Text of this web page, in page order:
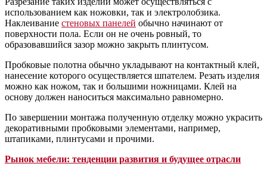
использованием как ножовки, так и электролобзика.
Наклеивание стеновых панелей обычно начинают от
поверхности пола. Если он не очень ровный, то
образовавшийся зазор можно закрыть плинтусом.
Пробковые полотна обычно укладывают на контактный клей,
нанесение которого осуществляется шпателем. Резать изделия
можно как ножом, так и большими ножницами. Клей на
основу должен наноситься максимально равномерно.
По завершении монтажа полученную отделку можно украсить
декоративными пробковыми элементами, например,
штапиками, плинтусами и прочими.
Рынок мебели: тенденции развития и будущее отрасли